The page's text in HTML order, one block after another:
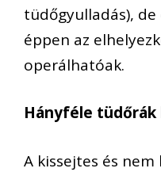
tüdőgyulladás),
éppen az
operálhatóak.
Hányféle tüdőrák
A kissejtes és